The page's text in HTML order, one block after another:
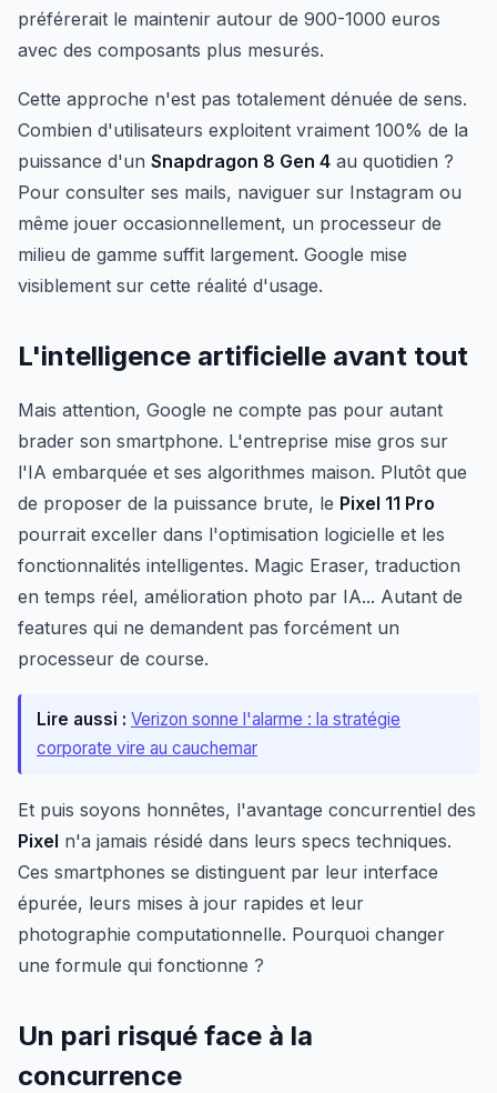
préférerait le maintenir autour de 900-1000 euros
avec des composants plus mesurés.
Cette approche n'est pas totalement dénuée de sens.
Combien d'utilisateurs exploitent vraiment 100% de la
puissance d'un Snapdragon 8 Gen 4 au quotidien ?
Pour consulter ses mails, naviguer sur Instagram ou
même jouer occasionnellement, un processeur de
milieu de gamme suffit largement. Google mise
visiblement sur cette réalité d'usage.
L'intelligence artificielle avant tout
Mais attention, Google ne compte pas pour autant
brader son smartphone. L'entreprise mise gros sur
l'IA embarquée et ses algorithmes maison. Plutôt que
de proposer de la puissance brute, le Pixel 11 Pro
pourrait exceller dans l'optimisation logicielle et les
fonctionnalités intelligentes. Magic Eraser, traduction
en temps réel, amélioration photo par IA... Autant de
features qui ne demandent pas forcément un
processeur de course.
Lire aussi : Verizon sonne l'alarme : la stratégie
corporate vire au cauchemar
Et puis soyons honnêtes, l'avantage concurrentiel des
Pixel n'a jamais résidé dans leurs specs techniques.
Ces smartphones se distinguent par leur interface
épurée, leurs mises à jour rapides et leur
photographie computationnelle. Pourquoi changer
une formule qui fonctionne ?
Un pari risqué face à la
concurrence